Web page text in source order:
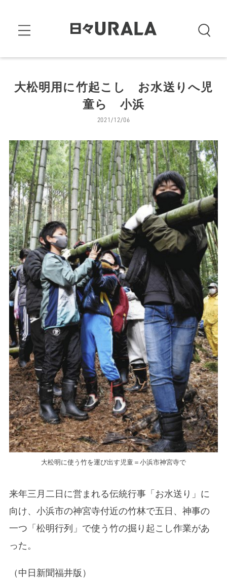
大松明用に竹起こし お水送りへ児
童ら 小浜
2021/12/06
大松明に使う竹を運び出す児童＝小浜市神宮寺で
来年三月二日に営まれる伝統行事「お水送り」に
向け、小浜市の神宮寺付近の竹林で五日、神事の
一つ「松明行列」で使う竹の掘り起こし作業があ
った。
（中日新聞福井版）